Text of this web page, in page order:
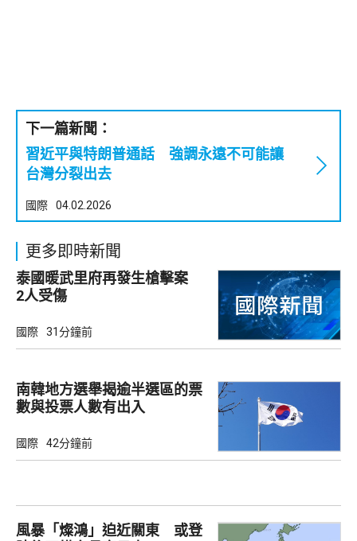
下一篇新聞：
習近平與特朗普通話 強調永遠不可能讓
台灣分裂出去
國際 04.02.2026
更多即時新聞
泰國暖武里府再發生槍擊案
2人受傷
國際 31分鐘前
南韓地方選舉揭逾半選區的票
數與投票人數有出入
國際 42分鐘前
風暴「燦鴻」迫近關東 或登